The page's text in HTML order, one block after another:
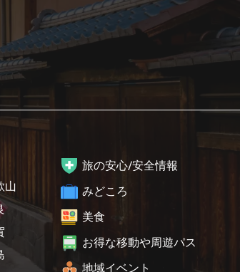
山
旅の安心/安全情報
みどころ
美食
お得な移動や周遊パス
地域イベント